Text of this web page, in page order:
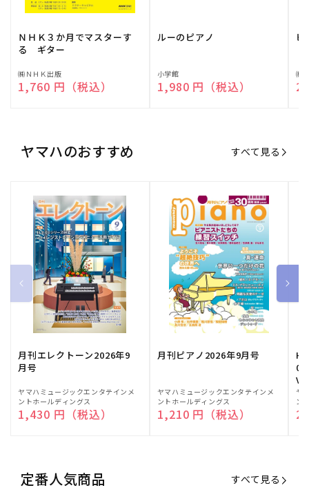
ＮＨＫ３か月でマスターす
る ギター
販
売
㈱ＮＨＫ出版
通常価格
1,760 円（税込）
ルーのピアノ
販
売
小学館
通常価格
1,980 円（税込）
ピ
販
売
㈱
ヤマハのおすすめ すべて見る
月刊エレクトーン2026年9
月号
販
売
元:
ヤマハミュージックエンタテインメ
ントホールディングス
通常価格
1,430 円（税込）
月刊ピアノ2026年9月号
販
売
元:
ヤマハミュージックエンタテインメ
ントホールディングス
通常価格
1,210 円（税込）
販
売
元:
ヤ
ン
定番人気商品 すべて見る